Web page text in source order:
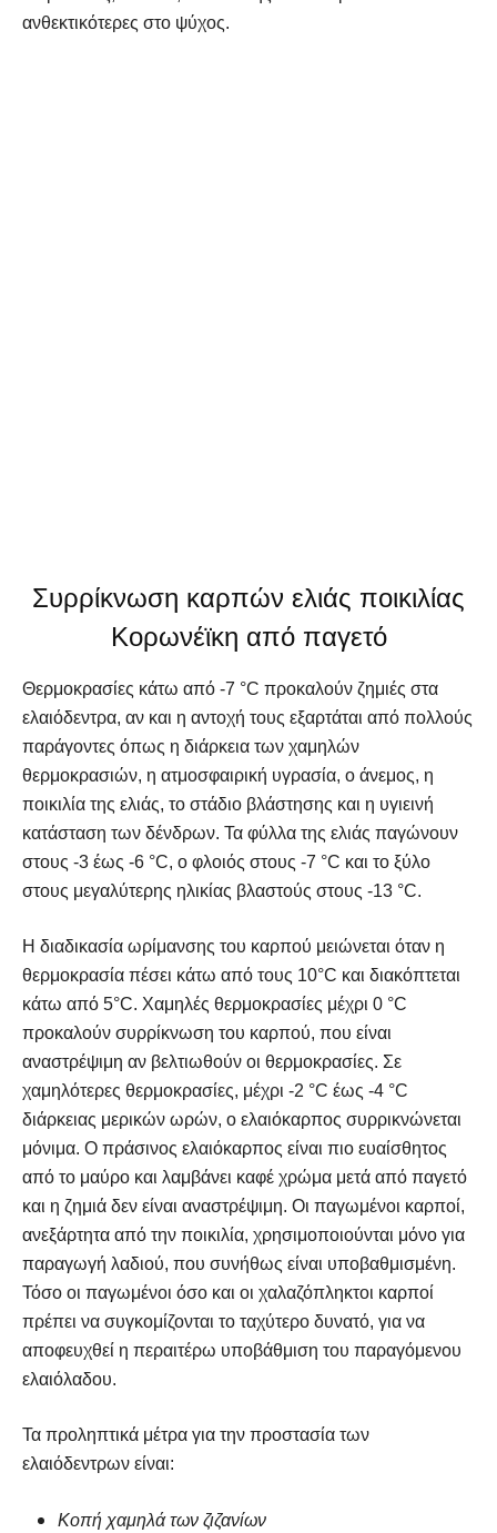
ανθεκτικότερες στο ψύχος.
Συρρίκνωση καρπών ελιάς ποικιλίας
Κορωνέϊκη από παγετό
Θερμοκρασίες κάτω από -7 °C προκαλούν ζημιές στα
ελαιόδεντρα, αν και η αντοχή τους εξαρτάται από πολλούς
παράγοντες όπως η διάρκεια των χαμηλών
θερμοκρασιών, η ατμοσφαιρική υγρασία, ο άνεμος, η
ποικιλία της ελιάς, το στάδιο βλάστησης και η υγιεινή
κατάσταση των δένδρων. Τα φύλλα της ελιάς παγώνουν
στους -3 έως -6 °C, ο φλοιός στους -7 °C και το ξύλο
στους μεγαλύτερης ηλικίας βλαστούς στους -13 °C.
Η διαδικασία ωρίμανσης του καρπού μειώνεται όταν η
θερμοκρασία πέσει κάτω από τους 10°C και διακόπτεται
κάτω από 5°C. Χαμηλές θερμοκρασίες μέχρι 0 °C
προκαλούν συρρίκνωση του καρπού, που είναι
αναστρέψιμη αν βελτιωθούν οι θερμοκρασίες. Σε
χαμηλότερες θερμοκρασίες, μέχρι -2 °C έως -4 °C
διάρκειας μερικών ωρών, ο ελαιόκαρπος συρρικνώνεται
μόνιμα. Ο πράσινος ελαιόκαρπος είναι πιο ευαίσθητος
από το μαύρο και λαμβάνει καφέ χρώμα μετά από παγετό
και η ζημιά δεν είναι αναστρέψιμη. Οι παγωμένοι καρποί,
ανεξάρτητα από την ποικιλία, χρησιμοποιούνται μόνο για
παραγωγή λαδιού, που συνήθως είναι υποβαθμισμένη.
Τόσο οι παγωμένοι όσο και οι χαλαζόπληκτοι καρποί
πρέπει να συγκομίζονται το ταχύτερο δυνατό, για να
αποφευχθεί η περαιτέρω υποβάθμιση του παραγόμενου
ελαιόλαδου.
Τα προληπτικά μέτρα για την προστασία των
ελαιόδεντρων είναι:
Κοπή χαμηλά των ζιζανίων